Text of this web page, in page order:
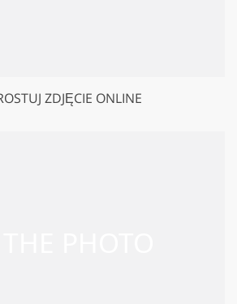
ZDJĘCIE ONLINE